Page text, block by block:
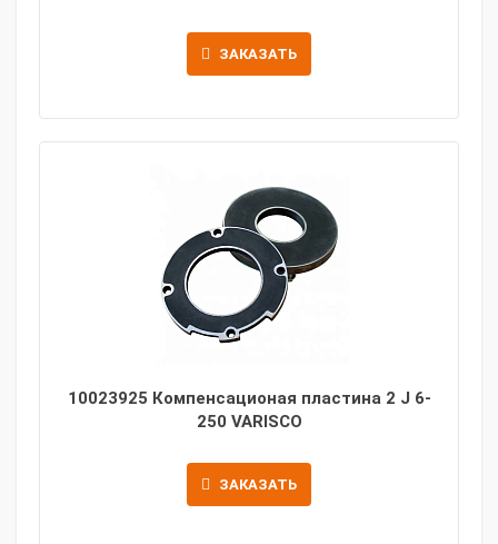
ЗАКАЗАТЬ
10023925 Компенсационая пластина 2 J 6-
250 VARISCO
ЗАКАЗАТЬ